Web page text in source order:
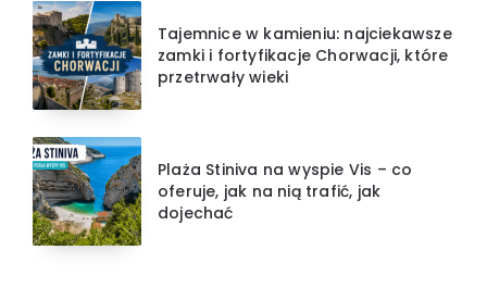
Tajemnice w kamieniu: najciekawsze
zamki i fortyfikacje Chorwacji, które
przetrwały wieki
Plaża Stiniva na wyspie Vis – co
oferuje, jak na nią trafić, jak
dojechać